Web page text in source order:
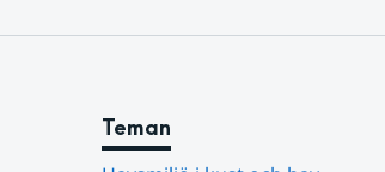
Teman